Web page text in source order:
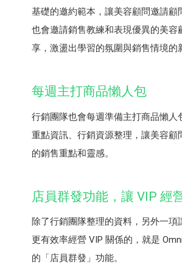
基礎的邀約範本，讓美容顧問邀請顧
也會邀請銷售教練和表現優異的美容
享，激盪出學習的氛圍與銷售情境的
每週主打商品懶人包
行銷團隊也會每週準備主打商品懶人
重點資訊、行銷資源整理，讓美容顧
的銷售重點和靈感。
店員群發功能，讓 VIP 經
除了行銷團隊整理的資料，另外一項
更有效率經營 VIP 關係的，就是
的「店員群發」功能。